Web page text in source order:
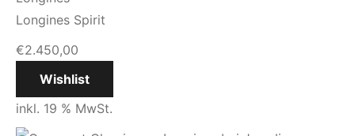
Longines Spirit
€2.450,00
Wishlist
inkl. 19 % MwSt.